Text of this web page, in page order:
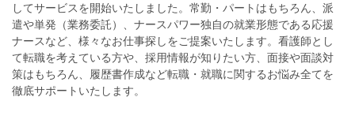
してサービスを開始いたしました。常勤・パートはもちろん、派
遣や単発（業務委託）、ナースパワー独自の就業形態である応援
ナースなど、様々なお仕事探しをご提案いたします。看護師とし
て転職を考えている方や、採用情報が知りたい方、面接や面談対
策はもちろん、履歴書作成など転職・就職に関するお悩み全てを
徹底サポートいたします。